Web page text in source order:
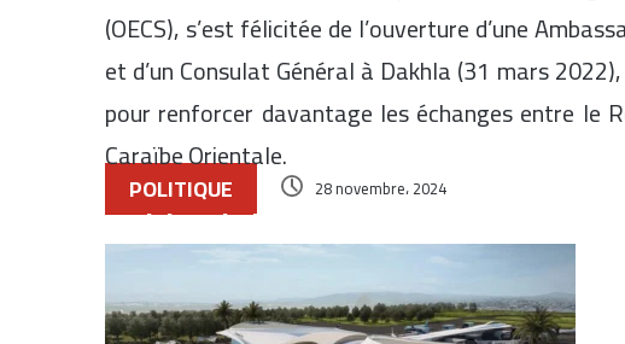
(OECS), s’est félicitée de l’ouverture d’une
et d’un Consulat Général à Dakhla (31 mars
pour renforcer davantage les échanges entre le
Caraïbe Orientale.
POLITIQUE 28 novembre، 2024
Articles similaires